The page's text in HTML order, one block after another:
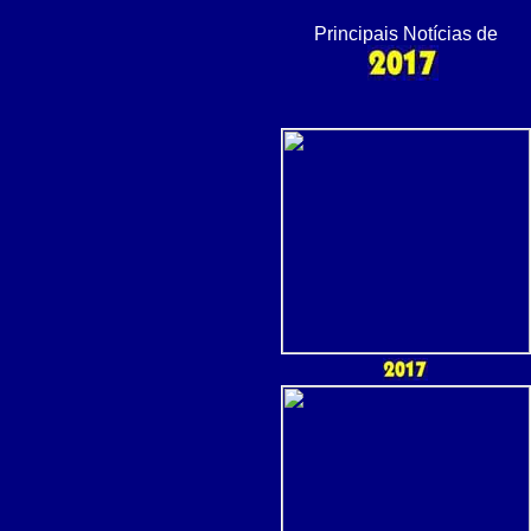
Principais Notícias de